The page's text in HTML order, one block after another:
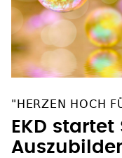
"HERZEN HOCH
EKD